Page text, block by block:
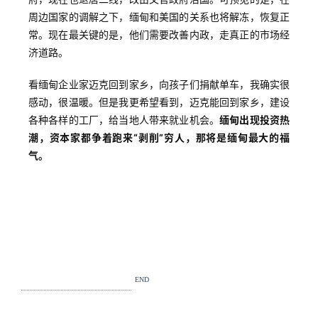
周边国家的调解之下，缅甸和美国的关系也将解冻，恢复正
常。现在最关键的是，他们需要改善内政，走真正的市场经
济道路。
看缅甸企业家迈克回到家乡，向孩子们捐献单车，我确实很
感动，很温暖。但是我更希望看到，迈克能回到家乡，建设
各种各样的工厂，给当地人带来就业机会。缅甸出现投资热
潮，资本家都争着跑来“剥削”穷人，那将是缅甸最大的福
气。
END